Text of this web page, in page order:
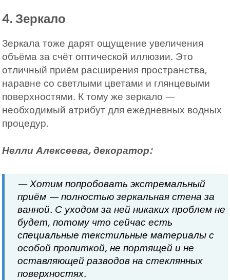
4. Зеркало
Зеркала тоже дарят ощущение увеличения
объёма за счёт оптической иллюзии. Это
отличный приём расширения пространства,
наравне со светлыми цветами и глянцевыми
поверхностями. К тому же зеркало —
необходимый атрибут для ежедневных водных
процедур.
Нелли Алексеева, декоратор:
— Хотим попробовать экстремальный
приём — полностью зеркальная стена за
ванной. С уходом за ней никаких проблем не
будет, потому что сейчас есть
специальные текстильные материалы с
особой пропиткой, не портящей и не
оставляющей разводов на стеклянных
поверхностях.